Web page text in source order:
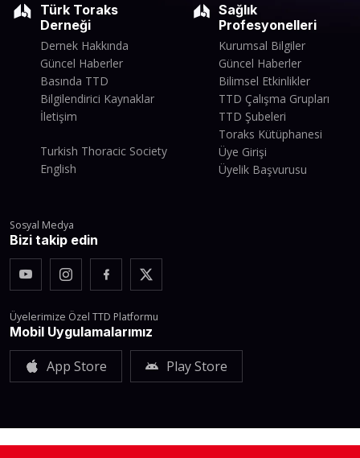
Türk Toraks
Derneği
Dernek Hakkında
Güncel Haberler
Basında TTD
Bilgilendirici Kaynaklar
İletişim
Turkish Thoracic Society
English
Sağlık
Profesyonelleri
Kurumsal Bilgiler
Güncel Haberler
Bilimsel Etkinlikler
TTD Çalışma Grupları
TTD Şubeleri
Toraks Kütüphanesi
Üye Girişi
Üyelik Başvurusu
Sosyal Medya
Bizi takip edin
Üyelerimize Özel TTD Platformu
Mobil Uygulamalarımız
App Store Play Store